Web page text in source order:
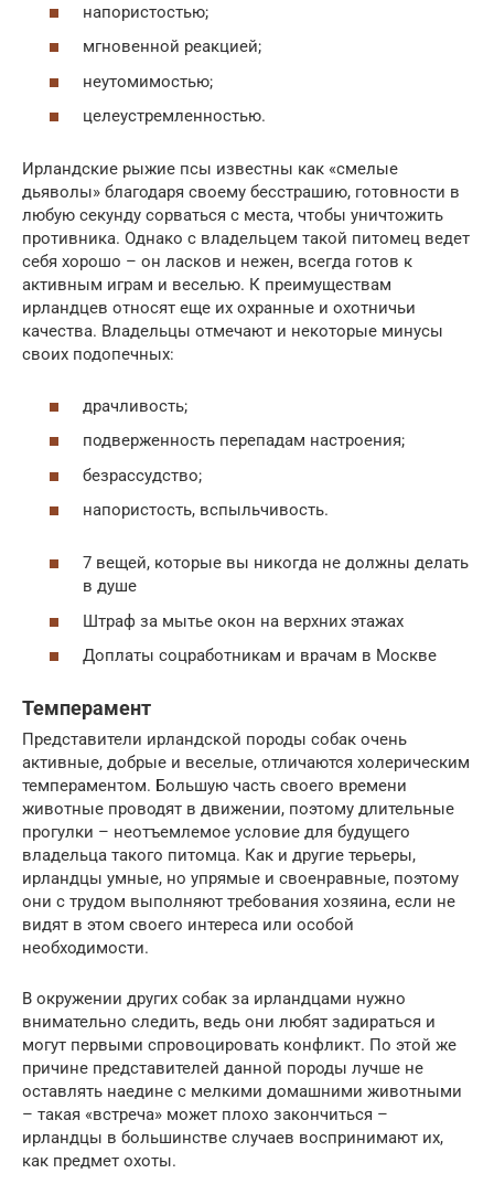
напористостью;
мгновенной реакцией;
неутомимостью;
целеустремленностью.
Ирландские рыжие псы известны как «смелые
дьяволы» благодаря своему бесстрашию, готовности в
любую секунду сорваться с места, чтобы уничтожить
противника. Однако с владельцем такой питомец ведет
себя хорошо – он ласков и нежен, всегда готов к
активным играм и веселью. К преимуществам
ирландцев­ относят еще их охранные и охотничьи
качества. Владельцы отмечают и некоторые минусы
своих подопечных:
драчливость;
подверженность перепадам настроения;
безрассудство;
напористость, вспыльчивость.
7 вещей, которые вы никогда не должны делать
в душе
Штраф за мытье окон на верхних этажах
Доплаты соцработникам и врачам в Москве
Темперамент
Представители ирландской породы собак очень
активные, добрые и веселые, отличаются холерическим
темпераментом. Большую часть своего времени
животные проводят в движении, поэтому длительные
прогулки – неотъемлемое условие для будущего
владельца такого питомца. Как и другие терьеры,
ирландцы умные, но упрямые и своенравные, поэтому
они с трудом выполняют требования хозяина, если не
видят в этом своего интереса или особой
необходимости.
В окружении других собак за ирландцами нужно
внимательно следить, ведь они любят задираться и
могут первыми спровоцировать конфликт. По этой же
причине представителей данной породы лучше не
оставлять наедине с мелкими домашними животными
– такая «встреча» может плохо закончиться –
ирландцы в большинстве случаев воспринимают их,
как предмет охоты.